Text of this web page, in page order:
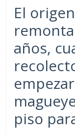
El
años,
piso